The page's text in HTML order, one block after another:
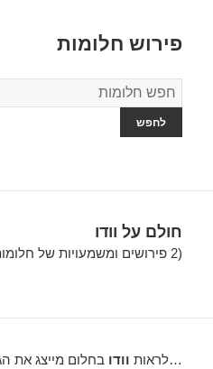
פירוש חלומות
מילון
החלומות
חולם על וודו
(2 פירושים ומשמעויות של חלומות על וודו)
…לראות וודו בחלום מייצג את